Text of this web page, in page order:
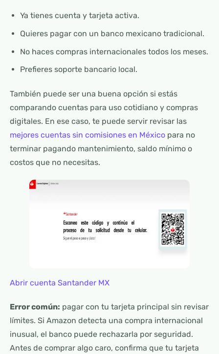
Ya tienes cuenta y tarjeta activa.
Quieres pagar con un banco mexicano tradicional.
No haces compras internacionales todos los meses.
Prefieres soporte bancario local.
También puede ser una buena opción si estás
comparando cuentas para uso cotidiano y compras
digitales. En ese caso, te puede servir revisar las
mejores cuentas sin comisiones en México para no
terminar pagando mantenimiento, saldo mínimo o
costos que no necesitas.
Abrir cuenta Santander MX
Error común: pagar con tu tarjeta principal sin revisar
límites. Si Amazon detecta una compra internacional
inusual, el banco puede rechazarla por seguridad.
Antes de comprar algo caro, confirma que tu tarjeta